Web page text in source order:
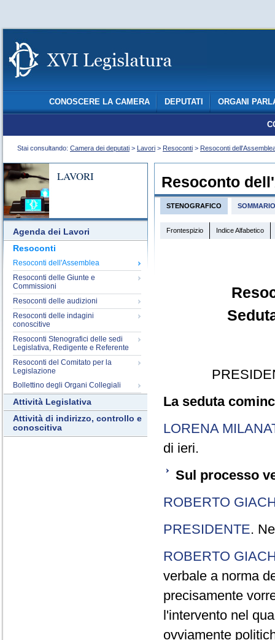
CONOSCERE LA CAMERA DEPUTATI ORGANI
Stai consultando: Camera dei deputati > Lavori > Resoconti > Resoconti
LAVORI
Agenda dei Lavori
Resoconti
Resoconti dell'Assemblea
Resoconti delle Giunte e
Commissioni
Resoconti delle audizioni
Resoconti delle indagini
conoscitive
Resoconti Stenografici delle sedi
Legislativa, Redigente e Referente
Resoconti del Comitato per la
Legislazione
Bollettino degli Organi Collegiali
Attività Legislativa
Attività di indirizzo, controllo e
conoscitiva
Resoconto
STENOGRAFICO SOMMARIO
Frontespizio Indice Alfabetico
La seduta
LORENA
di ieri.
Sul processo
ROBERTO
PRESIDENTE.
ROBERTO
verbale a norma
precisamente
l'intervento nel
ovviamente